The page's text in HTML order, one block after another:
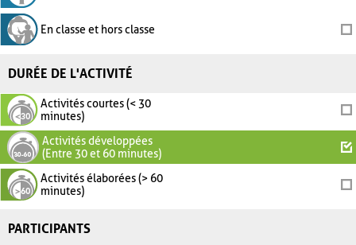
En classe et hors classe
DURÉE DE L'ACTIVITÉ
Activités courtes (< 30
minutes)
Activités développées
(Entre 30 et 60 minutes)
Activités élaborées (> 60
minutes)
PARTICIPANTS